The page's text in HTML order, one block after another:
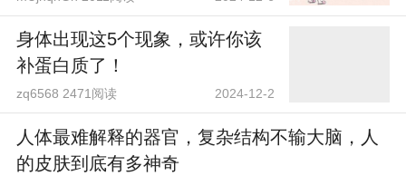
身体出现这5个现象，或许你该
补蛋白质了！
zq6568 2471阅读 2024-12-2
人体最难解释的器官，复杂结构不输大脑，人
的皮肤到底有多神奇